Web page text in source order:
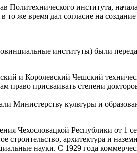
института,
же время дал согласие на
институты) были
и Королевский Чешский
право присваивать степени
Министерству культуры и
Чехословацкой Республики от 1
строительство, архитектура и
науки. С 1929 года